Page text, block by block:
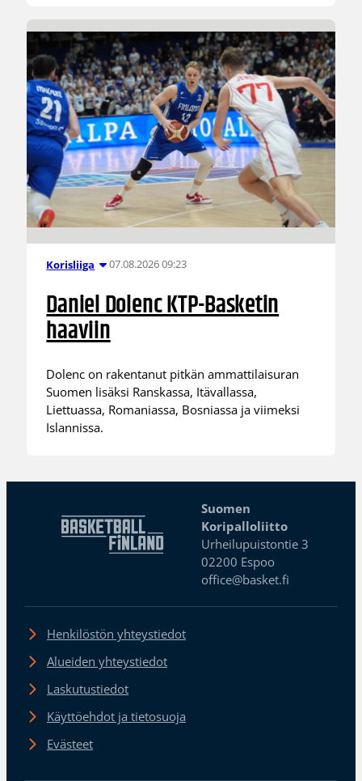
Korisliiga 07.08.2026 09:23
Daniel Dolenc KTP-Basketin
haaviin
Dolenc on rakentanut pitkän ammattilaisuran
Suomen lisäksi Ranskassa, Itävallassa,
Liettuassa, Romaniassa, Bosniassa ja viimeksi
Islannissa.
Suomen
Koripalloliitto
Urheilupuistontie 3
02200 Espoo
office@basket.fi
Henkilöstön yhteystiedot
Alueiden yhteystiedot
Laskutustiedot
Käyttöehdot ja tietosuoja
Evästeet